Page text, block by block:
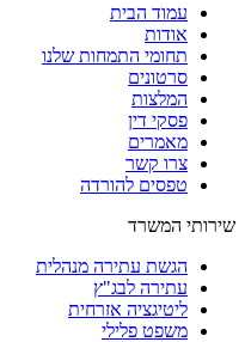
עמוד הבית
אודות
תחומי התמחות שלנו
סרטונים
המלצות
פסקי דין
מאמרים
צרו קשר
טפסים להורדה
שירותי המשרד
הגשת עתירה מנהלית
עתירה לבג"ץ
ליטיגציה אזרחית
משפט פלילי